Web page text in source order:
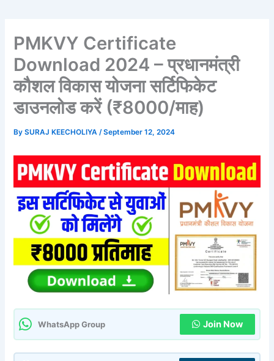
PMKVY Certificate
Download 2024 – प्रधानमंत्री
कौशल विकास योजना सर्टिफिकेट
डाउनलोड करें (₹8000/माह)
BySURAJ KEECHOLIYA/September 12, 2024
WhatsApp Group Join Now